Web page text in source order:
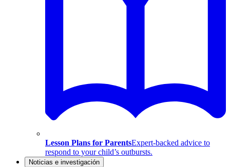
Lesson Plans for ParentsExpert-backed advice to
respond to your child’s outbursts.
Noticias e investigación